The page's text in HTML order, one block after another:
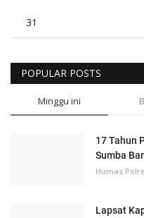
31
POPULAR POSTS
Minggu ini
17 Tahun
Sumba
Humas
Lapsat